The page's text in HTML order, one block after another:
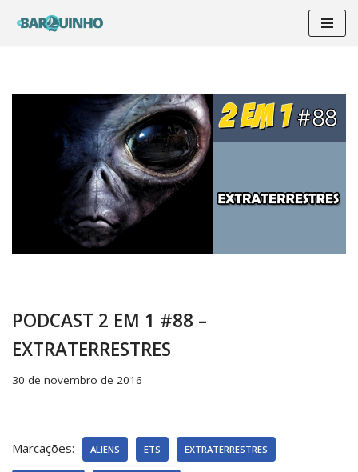
PODCAST 2 EM 1 #88 –
EXTRATERRESTRES
30 de novembro de 2016
Marcações: ALIENS ETS EXTRATERRESTRES